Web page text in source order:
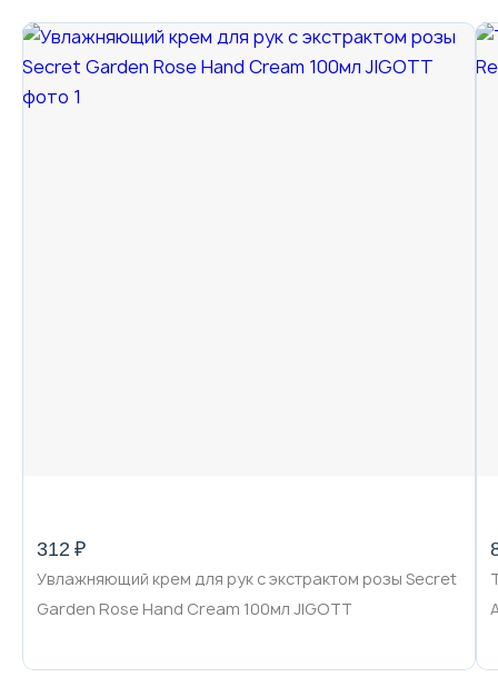
312 ₽
Увлажняющий крем для рук с экстрактом розы Secret
Garden Rose Hand Cream 100мл JIGOTT